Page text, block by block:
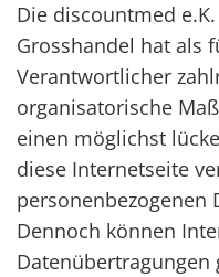
Die discountmed
Grosshandel hat als
Verantwortlicher
organisatorische
einen möglichst
diese Internetseite
personenbezogenen
Dennoch können
Datenübertragungen